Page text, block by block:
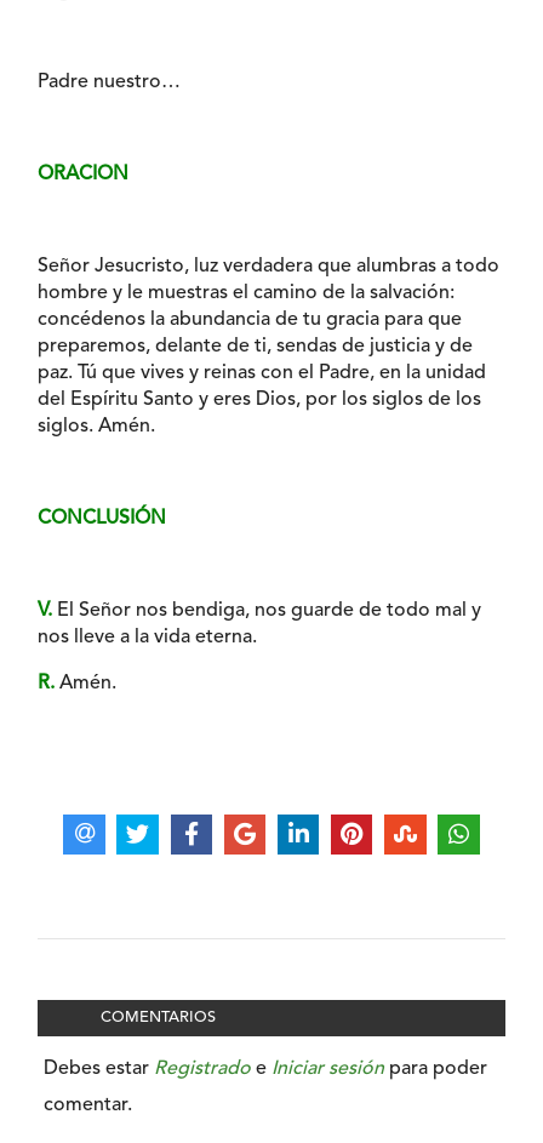
Padre nuestro…
ORACION
Señor Jesucristo, luz verdadera que alumbras a todo
hombre y le muestras el camino de la salvación:
concédenos la abundancia de tu gracia para que
preparemos, delante de ti, sendas de justicia y de
paz. Tú que vives y reinas con el Padre, en la unidad
del Espíritu Santo y eres Dios, por los siglos de los
siglos. Amén.
CONCLUSIÓN
V. El Señor nos bendiga, nos guarde de todo mal y
nos lleve a la vida eterna.
R. Amén.
COMENTARIOS
Debes estar Registrado e Iniciar sesión para poder
comentar.